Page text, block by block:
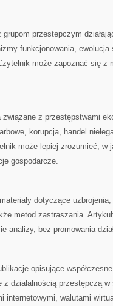
przestępczym
funkcjonowania,
może zapoznać się z
z przestępstwami
korupcja, handel
może lepiej zrozumieć, w
gospodarcze.
dotyczące uzbrojenia,
metod zastraszania.
analizy, bez promowania
opisujące
z działalnością przestępczą
internetowymi, walutami